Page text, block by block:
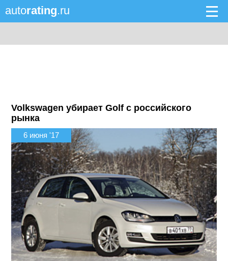
autorating.ru
Volkswagen убирает Golf с российского
рынка
6 июня '17